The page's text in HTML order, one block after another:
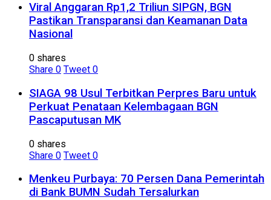
Viral Anggaran Rp1,2 Triliun SIPGN, BGN
Pastikan Transparansi dan Keamanan Data
Nasional
0 shares
Share 0 Tweet 0
SIAGA 98 Usul Terbitkan Perpres Baru untuk
Perkuat Penataan Kelembagaan BGN
Pascaputusan MK
0 shares
Share 0 Tweet 0
Menkeu Purbaya: 70 Persen Dana Pemerintah
di Bank BUMN Sudah Tersalurkan